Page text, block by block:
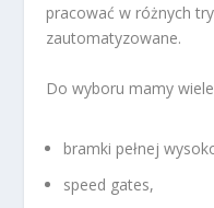
pracować w różnych
zautomatyzowane.
Do wyboru mamy
bramki pełnej
speed gates,